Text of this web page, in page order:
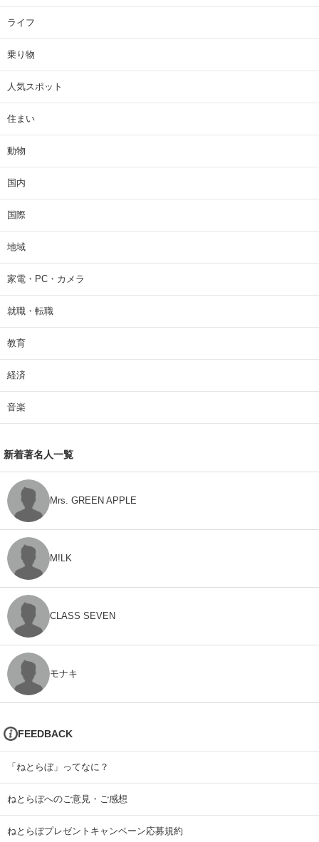
ライフ
乗り物
人気スポット
住まい
動物
国内
国際
地域
家電・PC・カメラ
就職・転職
教育
経済
音楽
新着著名人一覧
Mrs. GREEN APPLE
M!LK
CLASS SEVEN
モナキ
FEEDBACK
「ねとらぼ」ってなに？
ねとらぼへのご意見・ご感想
ねとらぼプレゼントキャンペーン応募規約